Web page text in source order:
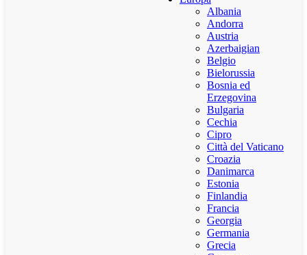
Albania
Andorra
Austria
Azerbaigian
Belgio
Bielorussia
Bosnia ed
Erzegovina
Bulgaria
Cechia
Cipro
Città del Vaticano
Croazia
Danimarca
Estonia
Finlandia
Francia
Georgia
Germania
Grecia